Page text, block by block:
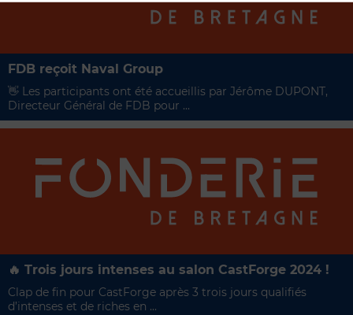
FDB reçoit Naval Group
👋​ Les participants ont été accueillis par Jérôme DUPONT,
Directeur Général de FDB pour ...
🔥 Trois jours intenses au salon CastForge 2024 !
Clap de fin pour CastForge après 3 trois jours qualifiés
d’intenses et de riches en ...